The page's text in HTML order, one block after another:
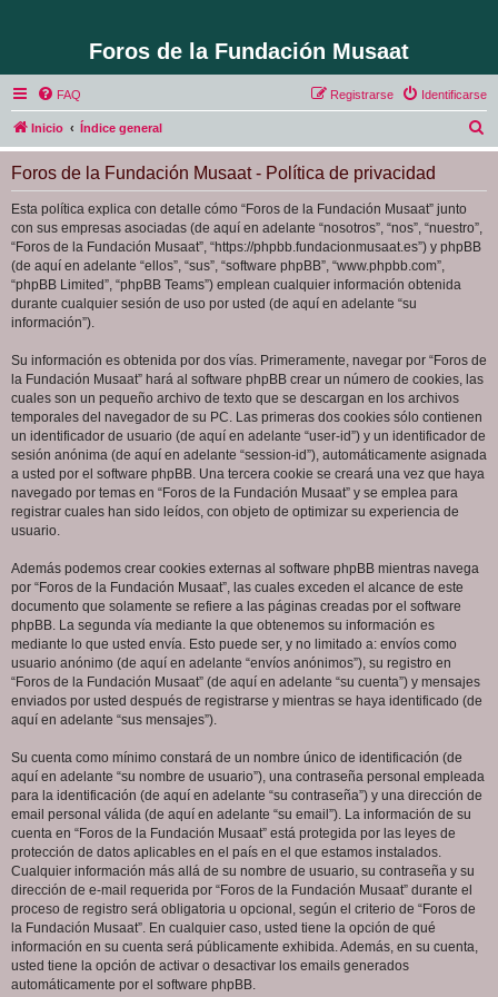
Foros de la Fundación Musaat
FAQ Identificarse
Registrarse
Inicio Índice general
u
Foros de la Fundación Musaat - Política de privacidad
Esta política explica con detalle cómo “Foros de la Fundación Musaat” junto
con sus empresas asociadas (de aquí en adelante “nosotros”, “nos”, “nuestro”,
“Foros de la Fundación Musaat”, “https://phpbb.fundacionmusaat.es”) y phpBB
(de aquí en adelante “ellos”, “sus”, “software phpBB”, “www.phpbb.com”,
“phpBB Limited”, “phpBB Teams”) emplean cualquier información obtenida
durante cualquier sesión de uso por usted (de aquí en adelante “su
información”).
Su información es obtenida por dos vías. Primeramente, navegar por “Foros de
la Fundación Musaat” hará al software phpBB crear un número de cookies, las
cuales son un pequeño archivo de texto que se descargan en los archivos
temporales del navegador de su PC. Las primeras dos cookies sólo contienen
un identificador de usuario (de aquí en adelante “user-id”) y un identificador de
sesión anónima (de aquí en adelante “session-id”), automáticamente asignada
a usted por el software phpBB. Una tercera cookie se creará una vez que haya
navegado por temas en “Foros de la Fundación Musaat” y se emplea para
registrar cuales han sido leídos, con objeto de optimizar su experiencia de
usuario.
Además podemos crear cookies externas al software phpBB mientras navega
por “Foros de la Fundación Musaat”, las cuales exceden el alcance de este
documento que solamente se refiere a las páginas creadas por el software
phpBB. La segunda vía mediante la que obtenemos su información es
mediante lo que usted envía. Esto puede ser, y no limitado a: envíos como
usuario anónimo (de aquí en adelante “envíos anónimos”), su registro en
“Foros de la Fundación Musaat” (de aquí en adelante “su cuenta”) y mensajes
enviados por usted después de registrarse y mientras se haya identificado (de
aquí en adelante “sus mensajes”).
Su cuenta como mínimo constará de un nombre único de identificación (de
aquí en adelante “su nombre de usuario”), una contraseña personal empleada
para la identificación (de aquí en adelante “su contraseña”) y una dirección de
email personal válida (de aquí en adelante “su email”). La información de su
cuenta en “Foros de la Fundación Musaat” está protegida por las leyes de
protección de datos aplicables en el país en el que estamos instalados.
Cualquier información más allá de su nombre de usuario, su contraseña y su
dirección de e-mail requerida por “Foros de la Fundación Musaat” durante el
proceso de registro será obligatoria u opcional, según el criterio de “Foros de
la Fundación Musaat”. En cualquier caso, usted tiene la opción de qué
información en su cuenta será públicamente exhibida. Además, en su cuenta,
usted tiene la opción de activar o desactivar los emails generados
automáticamente por el software phpBB.